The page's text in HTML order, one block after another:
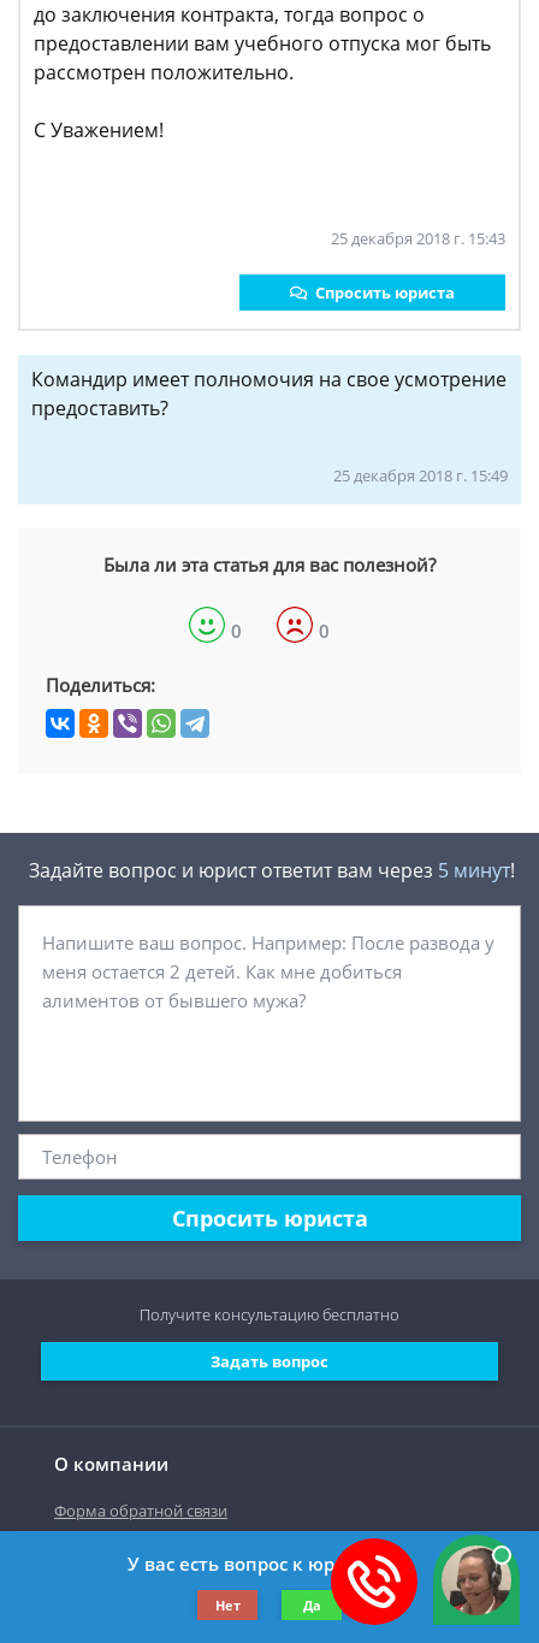
до заключения контракта, тогда вопрос о
предоставлении вам учебного отпуска мог быть
рассмотрен положительно.
С Уважением!
25 декабря 2018 г. 15:43
Спросить юриста
Командир имеет полномочия на свое усмотрение
предоставить?
25 декабря 2018 г. 15:49
Была ли эта статья для вас полезной?
0 0
Поделиться:
Задайте вопрос и юрист ответит вам через 5 минут!
Спросить юриста
О компании
Форма обратной связи
©2019-2026 Все права защищены.
Задать вопрос
Получите консультациюбесплатно
У вас есть вопрос к юристу?
Нет Да